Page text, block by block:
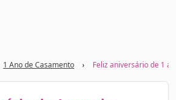
1 Ano de Casamento › Feliz aniversário de 1